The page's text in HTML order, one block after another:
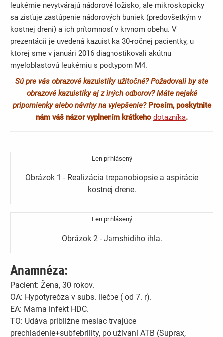
leukémie nevytvárajú nádorové ložisko, ale mikroskopicky
sa zisťuje zastúpenie nádorových buniek (predovšetkým v
kostnej dreni) a ich prítomnosť v krvnom obehu. V
prezentácii je uvedená kazuistika 30-ročnej pacientky, u
ktorej sme v januári 2016 diagnostikovali akútnu
myeloblastovú leukémiu s podtypom M4.
Sú pre vás obrazové kazuistiky užitočné? Požadovali by ste
obrazové kazuistiky aj z iných odborov? Máte nejaké
pripomienky alebo návrhy na vylepšenie?Prosím, poskytnite
nám váš názor vyplnením krátkeho dotazníka.
Len prihlásený
Obrázok 1 - Realizácia trepanobiopsie a aspirácie
kostnej drene.
Len prihlásený
Obrázok 2 - Jamshidiho ihla.
Anamnéza:
Pacient: Žena, 30 rokov.
OA: Hypotyreóza v subs. liečbe ( od 7. r).
EA: Mama infekt HDC.
TO: Udáva približne mesiac trvajúce
prechladenie+subfebrility, po užívaní ATB (Suprax,